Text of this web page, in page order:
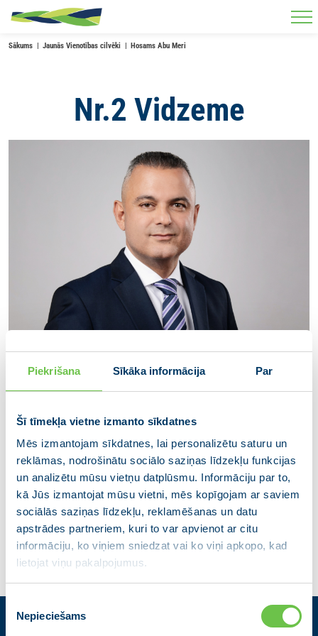
Piekrišana Sīkāka informācija Par
Šī tīmekļa vietne izmanto sīkdatnes
Mēs izmantojam sīkdatnes, lai personalizētu saturu un
reklāmas, nodrošinātu sociālo saziņas līdzekļu funkcijas
un analizētu mūsu vietņu datplūsmu. Informāciju par to,
kā Jūs izmantojat mūsu vietni, mēs kopīgojam ar saviem
sociālās saziņas līdzekļu, reklamēšanas un datu
apstrādes partneriem, kuri to var apvienot ar citu
informāciju, ko viņiem sniedzat vai ko viņi apkopo, kad
lietojat viņu pakalpojumus.
izvēle
Nepieciešams
Skip to main content
Sākums Jaunās Vienotības cilvēki Hosams Abu Meri
Nr.2 Vidzeme
Hosams Abu Meri
Veselības ministrs, partijas "Vienotība"
domes priekšsēdētājs